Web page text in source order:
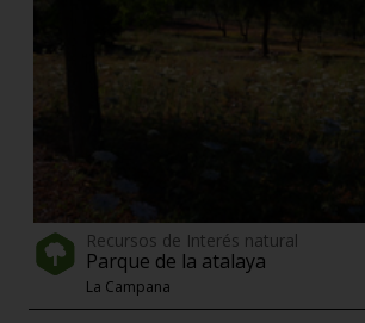
Recursos de Interés natural
Parque de la atalaya
La Campana